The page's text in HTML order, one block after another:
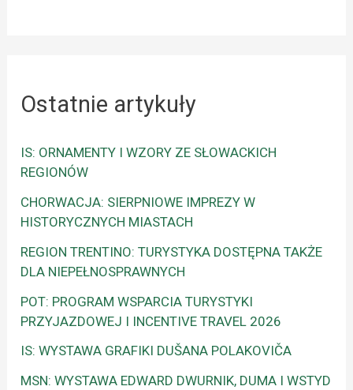
Ostatnie artykuły
IS: ORNAMENTY I WZORY ZE SŁOWACKICH
REGIONÓW
CHORWACJA: SIERPNIOWE IMPREZY W
HISTORYCZNYCH MIASTACH
REGION TRENTINO: TURYSTYKA DOSTĘPNA TAKŻE
DLA NIEPEŁNOSPRAWNYCH
POT: PROGRAM WSPARCIA TURYSTYKI
PRZYJAZDOWEJ I INCENTIVE TRAVEL 2026
IS: WYSTAWA GRAFIKI DUŠANA POLAKOVIČA
MSN: WYSTAWA EDWARD DWURNIK, DUMA I WSTYD